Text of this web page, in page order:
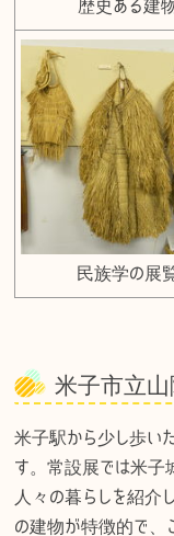
歴史ある建
民族学の展
米子市立山
米子駅から少し歩い
す。常設展では米子
人々の暮らしを紹介
の建物が特徴的で、